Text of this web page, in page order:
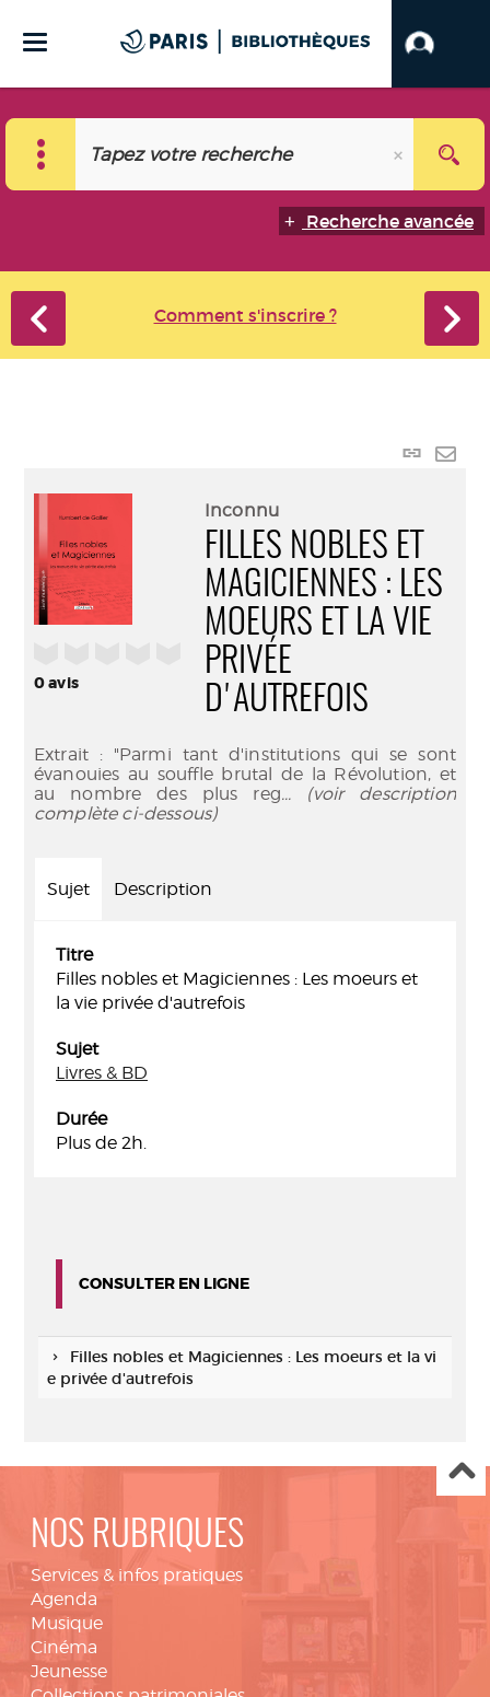
Recherche avancée
Comment s'inscrire ?
Lien
0avis
Inconnu
FILLES NOBLES ET
MAGICIENNES : LES
MOEURS ET LA VIE
PRIVÉE
D'AUTREFOIS
Extrait : "Parmi tant d'institutions qui se sont
évanouies au souffle brutal de la Révolution, et
au nombre des plus reg... (voir description
complète ci-dessous)
Sujet Description
Titre
Filles nobles et Magiciennes : Les moeurs et
la vie privée d'autrefois
Sujet
Livres & BD
Durée
Plus de 2h.
CONSULTER EN LIGNE
Filles nobles et Magiciennes : Les moeurs et la vi
e privée d'autrefois
NOS RUBRIQUES
Services & infos pratiques
Agenda
Musique
Cinéma
Jeunesse